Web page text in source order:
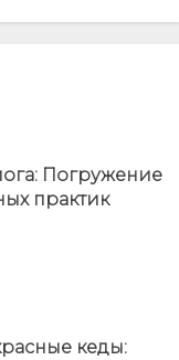
Погружение
практик
кеды: